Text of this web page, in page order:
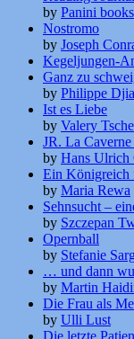
by Panini books
Nostromo
by Joseph
Kegeljungen-
Ganz zu
by Philippe
Ist es Liebe
by Valery
JR. La
by Hans Ulrich
Ein Königreich
by Maria Rewa
Sehnsucht –
by Szczepan
Opernball
by Stefanie
… und dann
by Martin
Die Frau als
by Ulli Lust